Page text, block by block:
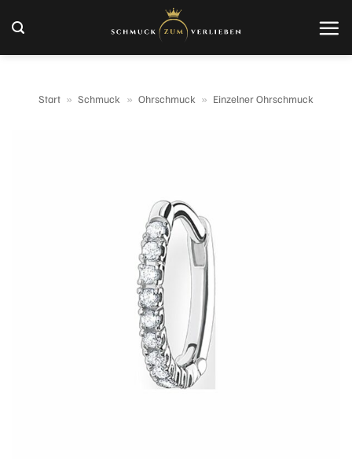
Inhalt
springen
Start » Schmuck » Ohrschmuck » Einzelner Ohrschmuck